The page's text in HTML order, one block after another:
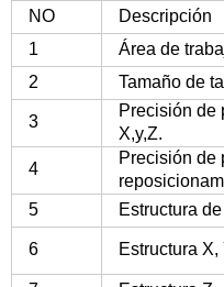
NO
Descripción
1
Área de
2
Tamaño de
3
Precisión de
X,y,Z.
4
Precisión de
5
Estructura
6 Estructura X,